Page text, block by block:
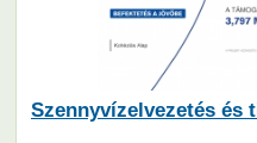
Testvértelepülések
Szennyvízelvezetés és